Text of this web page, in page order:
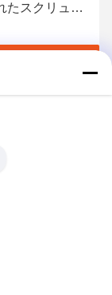
たスクリュー
形機